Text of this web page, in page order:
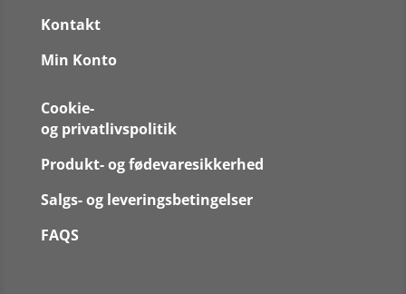
Kontakt
Min Konto
Cookie-
og privatlivspolitik
Produkt- og fødevaresikkerhed
Salgs- og leveringsbetingelser
FAQS